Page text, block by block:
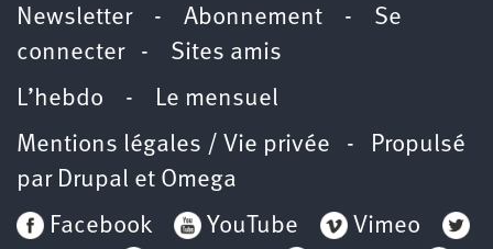
Newsletter- Abonnement - Se
connecter- Sites amis
L’hebdo - Le mensuel
Mentions légales / Vie privée - Propulsé
par Drupal et Omega
Facebook
YouTube
Vimeo